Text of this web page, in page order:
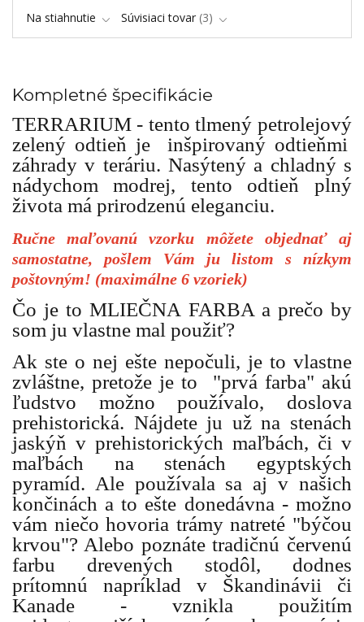
Na stiahnutie
Súvisiaci tovar 3
Kompletné špecifikácie
TERRARIUM - tento tlmený petrolejový
zelený odtieň je inšpirovaný odtieňmi
záhrady v teráriu. Nasýtený a chladný s
nádychom modrej, tento odtieň plný
života má prirodzenú eleganciu.
Ručne maľovanú vzorku môžete objednať aj
samostatne, pošlem Vám ju listom s nízkym
poštovným! (maximálne 6 vzoriek)
Čo je to MLIEČNA FARBA a prečo by
som ju vlastne mal použiť?
Ak ste o nej ešte nepočuli, je to vlastne
zvláštne, pretože je to "prvá farba" akú
ľudstvo možno používalo, doslova
prehistorická. Nájdete ju už na stenách
jaskýň v prehistorických maľbách, či v
maľbách na stenách egyptských
pyramíd. Ale používala sa aj v našich
končinách a to ešte donedávna - možno
vám niečo hovoria trámy natreté "býčou
krvou"? Alebo poznáte tradičnú červenú
farbu drevených stodôl, dodnes
prítomnú napríklad v Škandinávii či
Kanade - vznikla použitím